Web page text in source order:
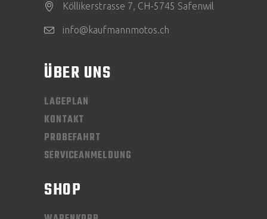
Köllikerstrasse 7, CH-5745 Safenwil
info@kaufmannmotos.ch
ÜBER UNS
LAGEPLAN
KONTAKT
PROBEFAHRT
SERVICEANMELDUNG
SHOP